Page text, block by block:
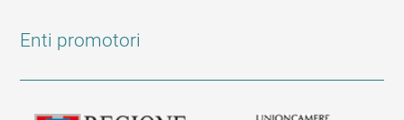
Enti promotori